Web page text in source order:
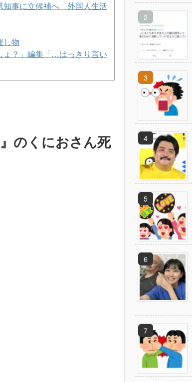
知事に立候補へ 外国人生活
し物
ょ？」編集「…はっきり言い
てすむので入り損」
変更ｗｗｗｗｗ
更新。激痩せした現在の
クライナ支援続ける日本を
のくにおさん死